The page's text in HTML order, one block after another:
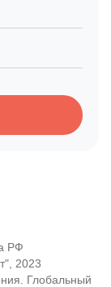
РФ
2023
Глобальный